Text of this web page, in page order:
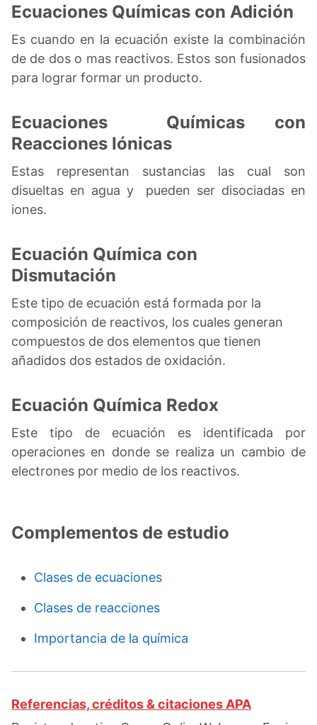
Ecuaciones Químicas con Adición
Es cuando en la ecuación existe la combinación
de de dos o mas reactivos. Estos son fusionados
para lograr formar un producto.
Ecuaciones Químicas con
Reacciones Iónicas
Estas representan sustancias las cual son
disueltas en agua y pueden ser disociadas en
iones.
Ecuación Química con
Dismutación
Este tipo de ecuación está formada por la
composición de reactivos, los cuales generan
compuestos de dos elementos que tienen
añadidos dos estados de oxidación.
Ecuación Química Redox
Este tipo de ecuación es identificada por
operaciones en donde se realiza un cambio de
electrones por medio de los reactivos.
Complementos de estudio
Clases de ecuaciones
Clases de reacciones
Importancia de la química
Referencias, créditos & citaciones APA